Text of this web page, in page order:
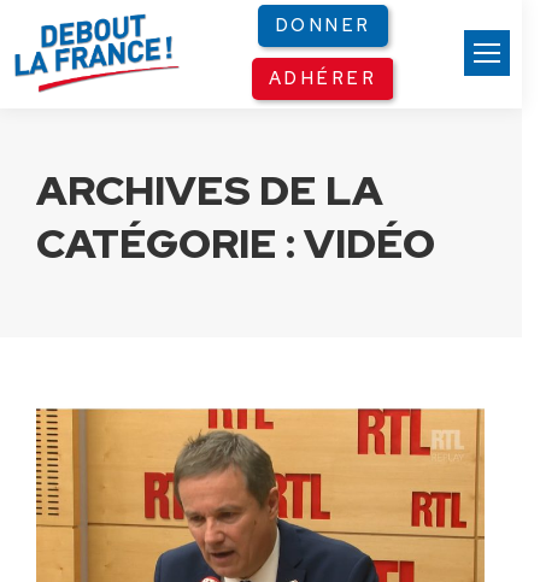
DONNER
ADHÉRER
ARCHIVES DE LA
CATÉGORIE :VIDÉO
Panneau de gestion des cookies